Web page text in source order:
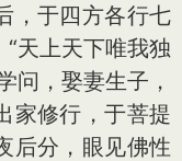
，于四方各行七
天上天下唯我独
问，娶妻生子，
家修行，于菩提
后分，眼见佛性